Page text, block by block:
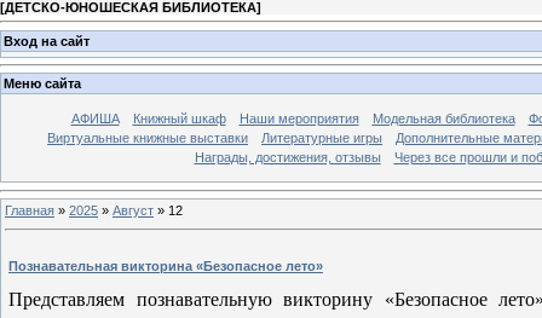
[ДЕТСКО-ЮНОШЕСКАЯ БИБЛИОТЕКА]
Вход на сайт
Меню сайта
АФИША Книжный шкаф Наши мероприятия Модельная библиотека
Виртуальные книжные выставки
Литературные игры
Дополнительные
Награды, достижения, отзывы
Через все прошли и
Главная » 2025 » Август » 12
Познавательная викторина «Безопасное лето»
Представляем познавательную викторину «Безопасное